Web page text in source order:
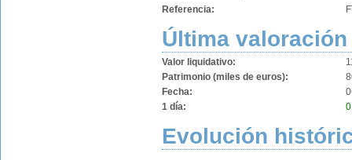
Referencia:
Última valoración
Valor liquidativo:
Patrimonio (miles de euros):
Fecha:
1 día:
Evolución